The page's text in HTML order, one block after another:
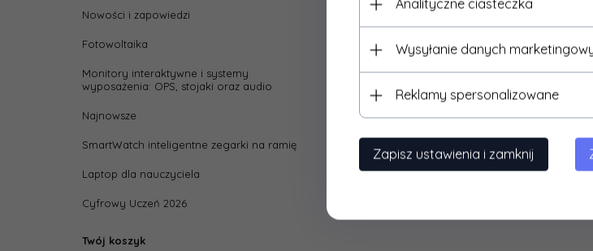
Nowości i zapowiedzi
Fotowoltaika
Monitory interaktywne i systemy
wyposażenia: OPS, stojaki oraz audio
Najnowsze
SmartWatch inteligentne zegarki na ramię
Laptop dla nauczyciela
Cyfrowy Uczeń 2026
Twój koszyk
Analityczne ciasteczka
Wysyłanie danych
Reklamy spersonalizowane
Zapisz ustawienia i zamknij